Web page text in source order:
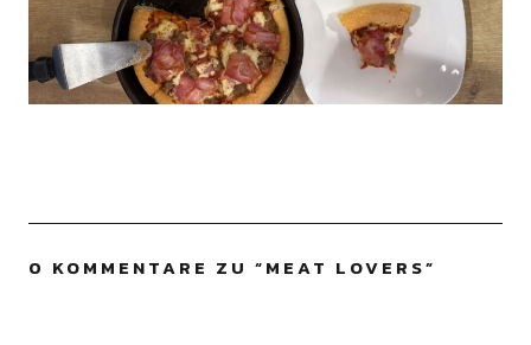
0 KOMMENTARE ZU “MEAT LOVERS”